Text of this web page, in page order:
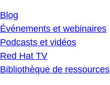
Blog
Événements et webinaires
Podcasts et vidéos
Red Hat TV
Bibliothèque de ressources